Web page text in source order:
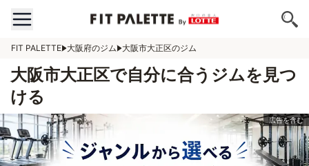
FIT PALETTE 大阪府のジム 大阪市大正区のジム
大阪市大正区で自分に合うジムを見つ
ける